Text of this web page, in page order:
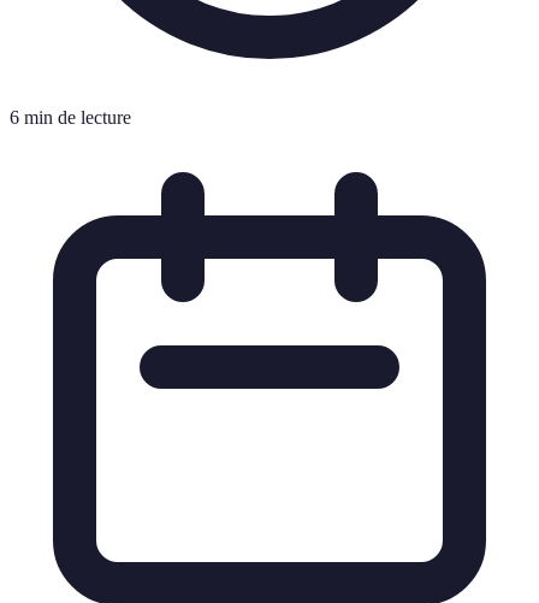
6 min de lecture